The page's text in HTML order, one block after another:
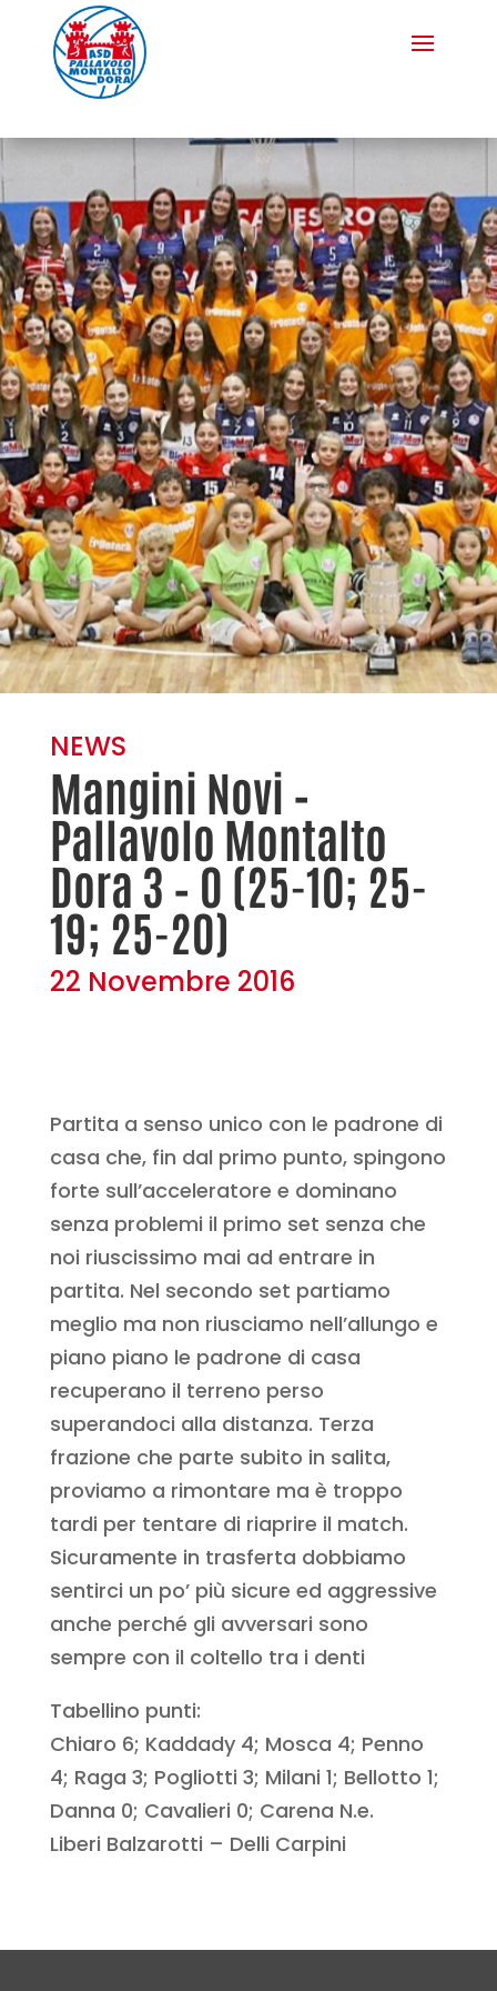
NEWS
Mangini Novi –
Pallavolo Montalto
Dora 3 – 0 (25-10; 25-
19; 25-20)
22 Novembre 2016
Partita a senso unico con le padrone di
casa che, fin dal primo punto, spingono
forte sull’acceleratore e dominano
senza problemi il primo set senza che
noi riuscissimo mai ad entrare in
partita. Nel secondo set partiamo
meglio ma non riusciamo nell’allungo e
piano piano le padrone di casa
recuperano il terreno perso
superandoci alla distanza. Terza
frazione che parte subito in salita,
proviamo a rimontare ma è troppo
tardi per tentare di riaprire il match.
Sicuramente in trasferta dobbiamo
sentirci un po’ più sicure ed aggressive
anche perché gli avversari sono
sempre con il coltello tra i denti
Tabellino punti:
Chiaro 6; Kaddady 4; Mosca 4; Penno
4; Raga 3; Pogliotti 3; Milani 1; Bellotto 1;
Danna 0; Cavalieri 0; Carena N.e.
Liberi Balzarotti – Delli Carpini